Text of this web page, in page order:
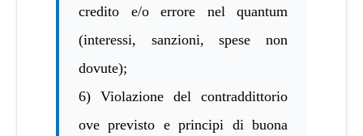
credito e/o errore nel quantum
(interessi, sanzioni, spese non
dovute);
6) Violazione del contraddittorio
ove previsto e principi di buona